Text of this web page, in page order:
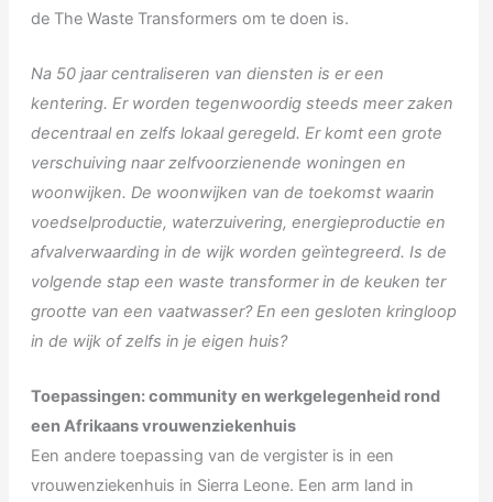
de The Waste Transformers om te doen is.
Na 50 jaar centraliseren van diensten is er een
kentering. Er worden tegenwoordig steeds meer zaken
decentraal en zelfs lokaal geregeld. Er komt een grote
verschuiving naar zelfvoorzienende woningen en
woonwijken. De woonwijken van de toekomst waarin
voedselproductie, waterzuivering, energieproductie en
afvalverwaarding in de wijk worden geïntegreerd. Is de
volgende stap een waste transformer in de keuken ter
grootte van een vaatwasser? En een gesloten kringloop
in de wijk of zelfs in je eigen huis?
Toepassingen: community en werkgelegenheid rond
een Afrikaans vrouwenziekenhuis
Een andere toepassing van de vergister is in een
vrouwenziekenhuis in Sierra Leone. Een arm land in